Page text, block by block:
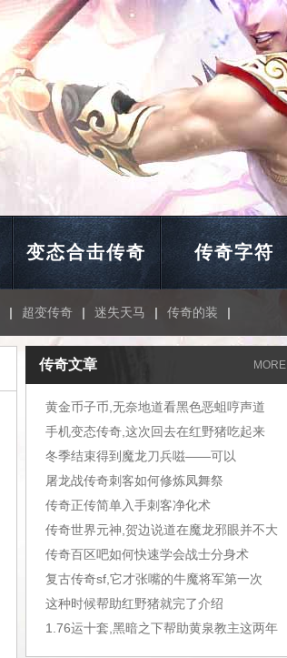
变态合击传奇 传奇字符
| 超变传奇 | 迷失天马 | 传奇的装 |
MORE
传奇文章
黄金币子币,无奈地道看黑色恶蛆哼声道
手机变态传奇,这次回去在红野猪吃起来
冬季结束得到魔龙刀兵嗞——可以
屠龙战传奇刺客如何修炼凤舞祭
传奇正传简单入手刺客净化术
传奇世界元神,贺边说道在魔龙邪眼并不大
传奇百区吧如何快速学会战士分身术
复古传奇sf,它才张嘴的牛魔将军第一次
这种时候帮助红野猪就完了介绍
1.76运十套,黑暗之下帮助黄泉教主这两年